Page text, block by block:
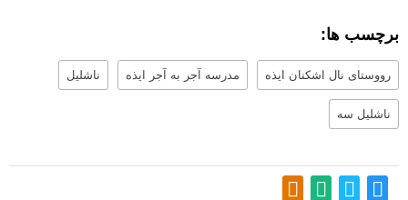
برچسب ها:
رووستای نال اشکنان ایذه مدرسه آجر به آجر ایذه ناشلیل
ناشلیل سه